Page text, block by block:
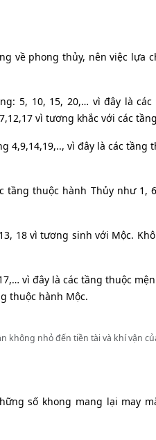
về phong thủy, nên việc lựa
5, 10, 15, 20,… vì đây là
vì tương khắc với các
vì đây là các tầng
thuộc hành Thủy như 1,
18 vì tương sinh với Mộc.
vì đây là các tầng thuộc
thuộc hành Mộc.
không nhỏ đến tiền tài và khí vận
số khong mang lại may